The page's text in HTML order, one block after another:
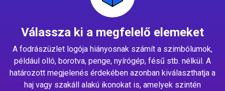
Válassza ki a megfelelő elemeket
A fodrászüzlet logója hiányosnak számít a szimbólumok,
például olló, borotva, penge, nyírógép, fésű stb. nélkül. A
határozott megjelenés érdekében azonban kiválaszthatja a
haj vagy szakáll alakú ikonokat is, amelyek szintén